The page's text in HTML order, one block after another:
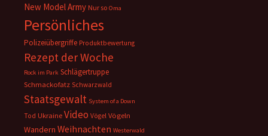
New Model Army Nur so Oma
Persönliches
Polizeiübergriffe Produktbewertung
Rezept der Woche
Rock im Park Schlägertruppe
Schmackofatz Schwarzwald
Staatsgewalt System of a Down
Tod Ukraine Video Vögel Vögeln
Wandern Weihnachten Westerwald